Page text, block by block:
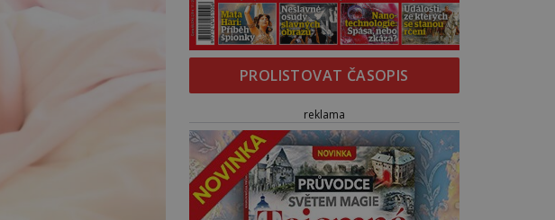
PROLISTOVAT ČASOPIS
reklama